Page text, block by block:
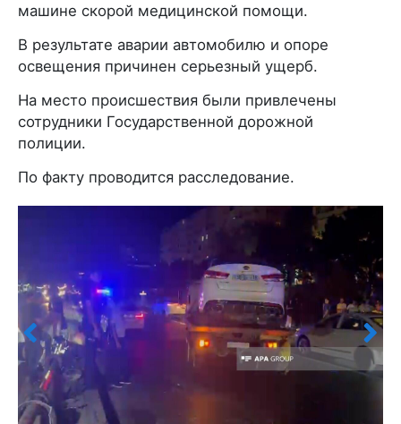
машине скорой медицинской помощи.
В результате аварии автомобилю и опоре
освещения причинен серьезный ущерб.
На место происшествия были привлечены
сотрудники Государственной дорожной
полиции.
По факту проводится расследование.